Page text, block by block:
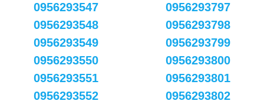
0956293547
0956293548
0956293549
0956293550
0956293551
0956293552
0956293797
0956293798
0956293799
0956293800
0956293801
0956293802